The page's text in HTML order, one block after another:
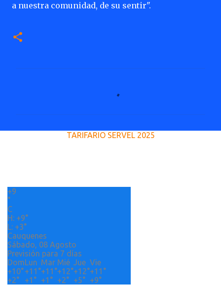
a nuestra comunidad, de su sentir".
s
TARIFARIO SERVEL 2025
+9
°
C
H: +9°
L: +3°
Cauquenes
Sábado, 08 Agosto
Previsión para 7 días
DomLun Mar Mié Jue Vie
+10°+11°+11°+12°+12°+11°
+2° +1° +1° +2° +5° +9°